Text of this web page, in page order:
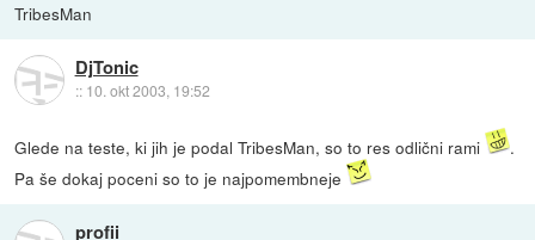
TribesMan
DjTonic
:: 10. okt 2003, 19:52
Glede na teste, ki jih je podal TribesMan, so to res odlični rami
.
Pa še dokaj poceni so to je najpomembneje
profii